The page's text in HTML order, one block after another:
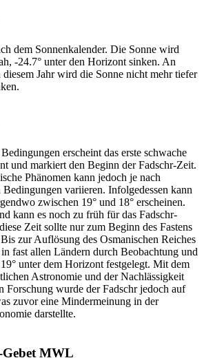
dem Sonnenkalender. Die Sonne wird
-24.7° unter den Horizont sinken. An
Jahr wird die Sonne nicht mehr tiefer
erscheint das erste schwache
und markiert den Beginn der Fadschr-Zeit.
Phänomen kann jedoch je nach
Bedingungen variieren. Infolgedessen kann
zwischen 19° und 18° erscheinen.
kann es noch zu früh für das Fadschr-
Zeit sollte nur zum Beginn des Fastens
zur Auflösung des Osmanischen Reiches
fast allen Ländern durch Beobachtung und
unter dem Horizont festgelegt. Mit dem
Astronomie und der Nachlässigkeit
Forschung wurde der Fadschr jedoch auf
zuvor eine Mindermeinung in der
darstellte.
Gebet MWL